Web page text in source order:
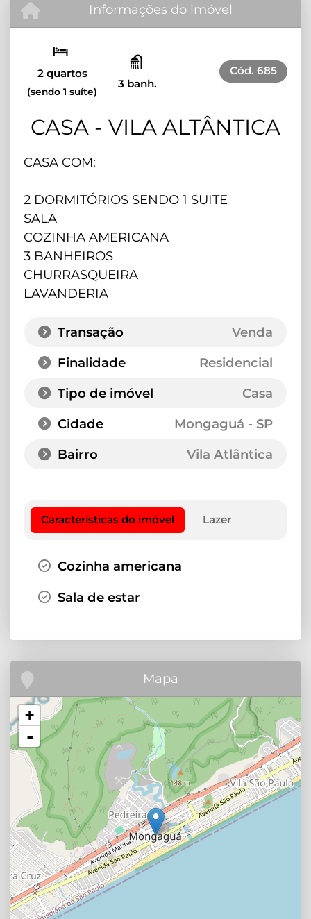
Informações do imóvel
2 quartos
(sendo 1 suíte)
3 banh.
Cód. 685
CASA - VILA ALTÂNTICA
CASA COM:
2 DORMITÓRIOS SENDO 1 SUITE
SALA
COZINHA AMERICANA
3 BANHEIROS
CHURRASQUEIRA
LAVANDERIA
Transação
Venda
Finalidade
Residencial
Tipo de imóvel
Casa
Cidade
Mongaguá - SP
Bairro
Vila Atlântica
Características do imóvel Lazer
Cozinha americana
Sala de estar
Mapa
+
-